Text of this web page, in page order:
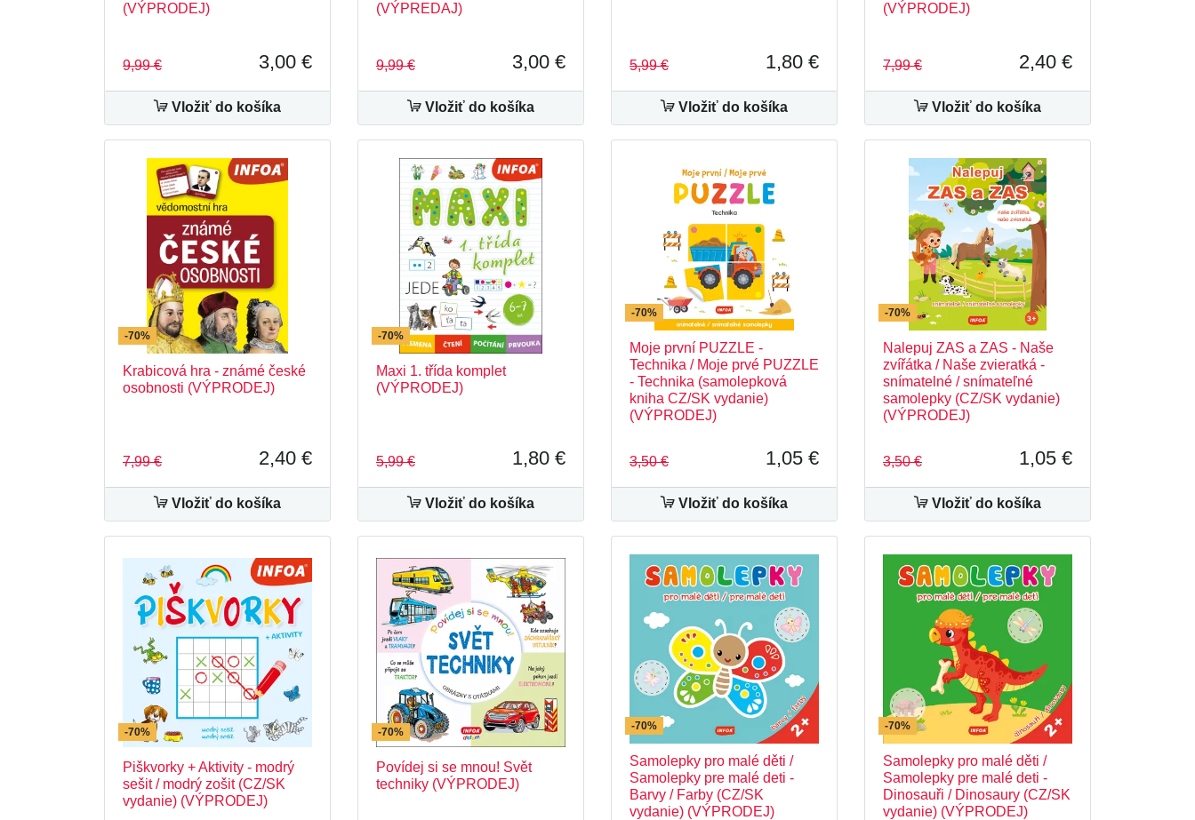
(VÝPRODEJ)
9,99 € 3,00 €
Vložiť do košíka
(VÝPREDAJ)
9,99 € 3,00 €
Vložiť do košíka
5,99 € 1,80 €
Vložiť do košíka
(VÝPRODEJ)
7,99 € 2,40 €
Vložiť do košíka
-70%
Krabicová hra - známé české
osobnosti (VÝPRODEJ)
7,99 € 2,40 €
Vložiť do košíka
-70%
Maxi 1. třída komplet
(VÝPRODEJ)
5,99 € 1,80 €
Vložiť do košíka
-70%
Moje první PUZZLE -
Technika / Moje prvé PUZZLE
- Technika (samolepková
kniha CZ/SK vydanie)
(VÝPRODEJ)
3,50 € 1,05 €
Vložiť do košíka
-70%
Nalepuj ZAS a ZAS - Naše
zvířátka / Naše zvieratká -
snímatelné / snímateľné
samolepky (CZ/SK vydanie)
(VÝPRODEJ)
3,50 € 1,05 €
Vložiť do košíka
-70%
Piškvorky + Aktivity - modrý
sešit / modrý zošit (CZ/SK
vydanie) (VÝPRODEJ)
-70%
Povídej si se mnou! Svět
techniky (VÝPRODEJ)
-70%
Samolepky pro malé děti /
Samolepky pre malé deti -
Barvy / Farby (CZ/SK
vydanie) (VÝPRODEJ)
-70%
Samolepky pro malé děti /
Samolepky pre malé deti -
Dinosauři / Dinosaury (CZ/SK
vydanie) (VÝPRODEJ)